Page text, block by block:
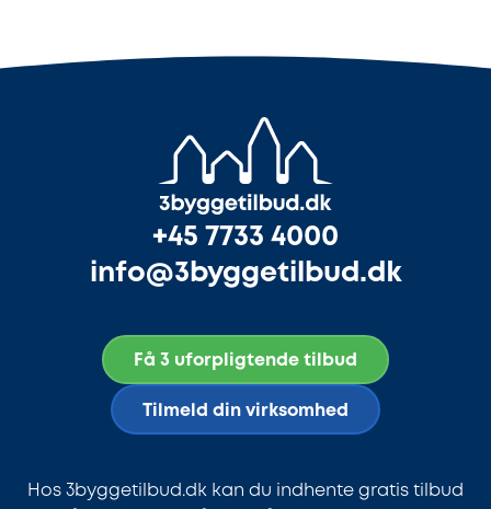
+45 7733 4000
info@3byggetilbud.dk
Få 3 uforpligtende tilbud
Tilmeld din virksomhed
Hos 3byggetilbud.dk kan du indhente gratis tilbud